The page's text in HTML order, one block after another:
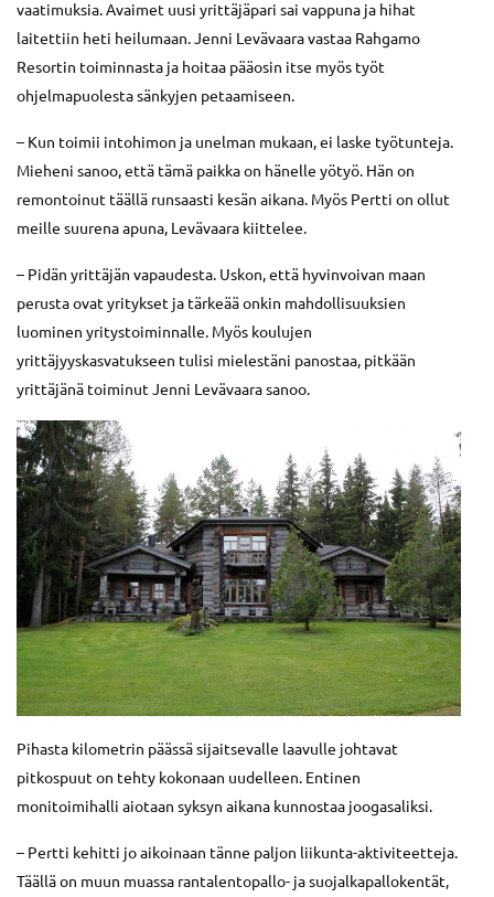
vaatimuksia. Avaimet uusi yrittäjäpari sai vappuna ja hihat
laitettiin heti heilumaan. Jenni Levävaara vastaa Rahgamo
Resortin toiminnasta ja hoitaa pääosin itse myös työt
ohjelmapuolesta sänkyjen petaamiseen.
– Kun toimii intohimon ja unelman mukaan, ei laske työtunteja.
Mieheni sanoo, että tämä paikka on hänelle yötyö. Hän on
remontoinut täällä runsaasti kesän aikana. Myös Pertti on ollut
meille suurena apuna, Levävaara kiittelee.
– Pidän yrittäjän vapaudesta. Uskon, että hyvinvoivan maan
perusta ovat yritykset ja tärkeää onkin mahdollisuuksien
luominen yritystoiminnalle. Myös koulujen
yrittäjyyskasvatukseen tulisi mielestäni panostaa, pitkään
yrittäjänä toiminut Jenni Levävaara sanoo.
Pihasta kilometrin päässä sijaitsevalle laavulle johtavat
pitkospuut on tehty kokonaan uudelleen. Entinen
monitoimihalli aiotaan syksyn aikana kunnostaa joogasaliksi.
– Pertti kehitti jo aikoinaan tänne paljon liikunta-aktiviteetteja.
Täällä on muun muassa rantalentopallo- ja suojalkapallokentät,